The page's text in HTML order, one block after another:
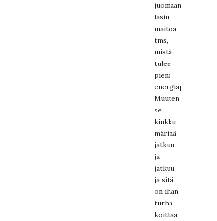
juomaan
lasin
maitoa
tms,
mistä
tulee
pieni
energiapiikki.
Muuten
se
kiukku-
märinä
jatkuu
ja
jatkuu
ja sitä
on ihan
turha
koittaa